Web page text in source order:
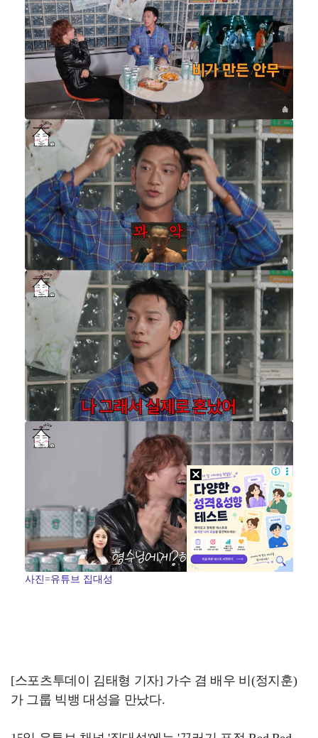
사진=유튜브 집대성
[스포츠투데이 김태형 기자] 가수 겸 배우 비(정지훈)
가 그룹 빅뱅 대성을 만났다.